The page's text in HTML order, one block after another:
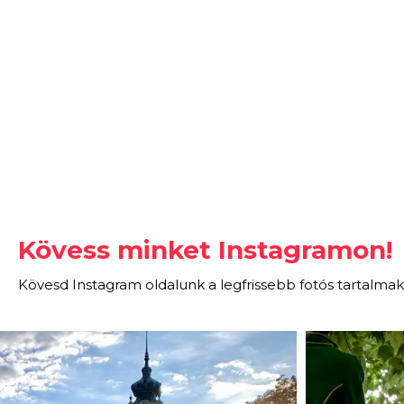
Kövess minket Instagramon!
Kövesd Instagram oldalunk a legfrissebb fotós